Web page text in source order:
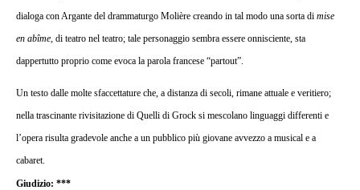
dialoga con Argante del drammaturgo Molière creando in tal modo una sorta di mise
en abîme, di teatro nel teatro; tale personaggio sembra essere onnisciente, sta
dappertutto proprio come evoca la parola francese “partout”.
Un testo dalle molte sfaccettature che, a distanza di secoli, rimane attuale e veritiero;
nella trascinante rivisitazione di Quelli di Grock si mescolano linguaggi differenti e
l’opera risulta gradevole anche a un pubblico più giovane avvezzo a musical e a
cabaret.
Giudizio: ***